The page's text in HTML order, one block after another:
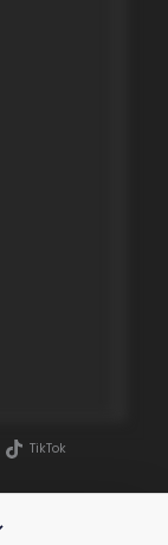
TikTok